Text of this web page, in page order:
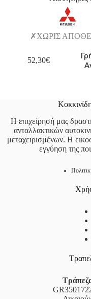
ΧΩΡΙΣ
52,30€
Η επιχείρησή μας
ανταλλακτικών
μεταχειρισμένων. Η
εγγύηση της